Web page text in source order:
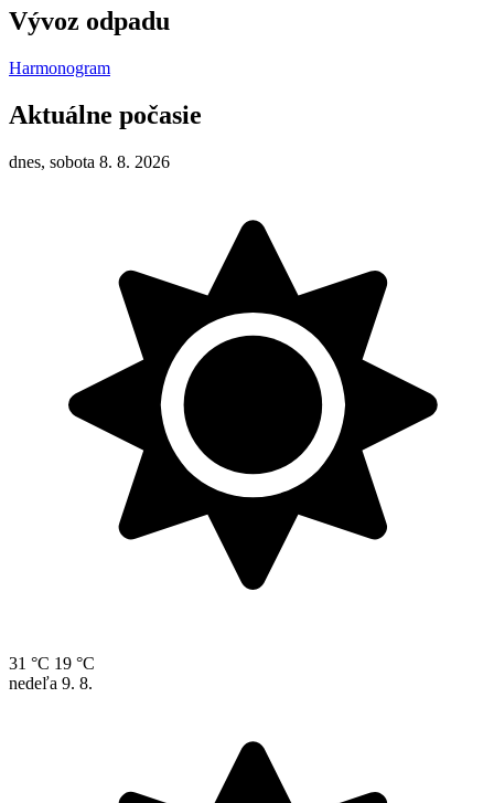
Vývoz odpadu
Harmonogram
Aktuálne počasie
dnes, sobota 8. 8. 2026
31 °C 19 °C
nedeľa 9. 8.